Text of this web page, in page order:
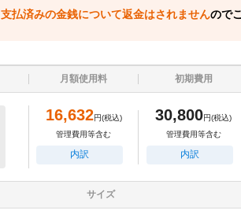
支払済みの金銭について返金はされませんので
月額使用料 初期費用
16,632円(税込)
管理費用等含む
内訳
30,800円(税込)
管理費用等含む
内訳
サイズ